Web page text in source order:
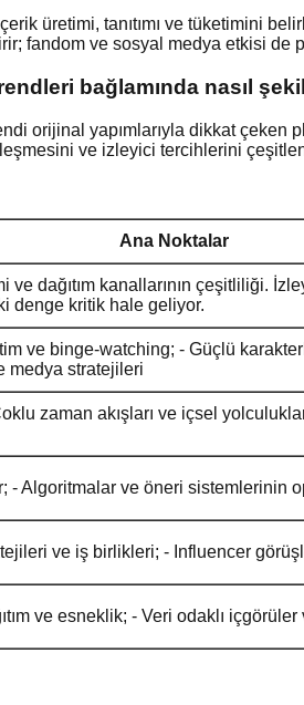
üretimi, tanıtımı ve tüketimini
fandom ve sosyal medya etkisi de
bağlamında nasıl
orijinal yapımlarıyla dikkat
ve izleyici tercihlerini
Ana Noktalar
dağıtım kanallarının çeşitliliği.
denge kritik hale geliyor.
ve binge-watching; - Güçlü
medya stratejileri
zaman akışları ve içsel
Algoritmalar ve öneri sistemlerinin
ve iş birlikleri; - Influencer
ve esneklik; - Veri odaklı